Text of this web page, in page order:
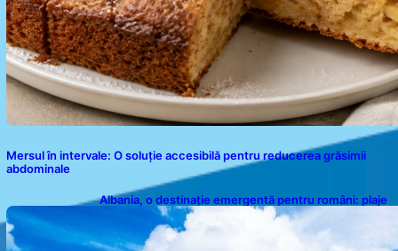
Mersul în intervale: O soluție accesibilă pentru reducerea grăsimii
abdominale
Albania, o destinație emergentă pentru români: plaje
spectaculoase, ape turcoaz și prețuri accesibile